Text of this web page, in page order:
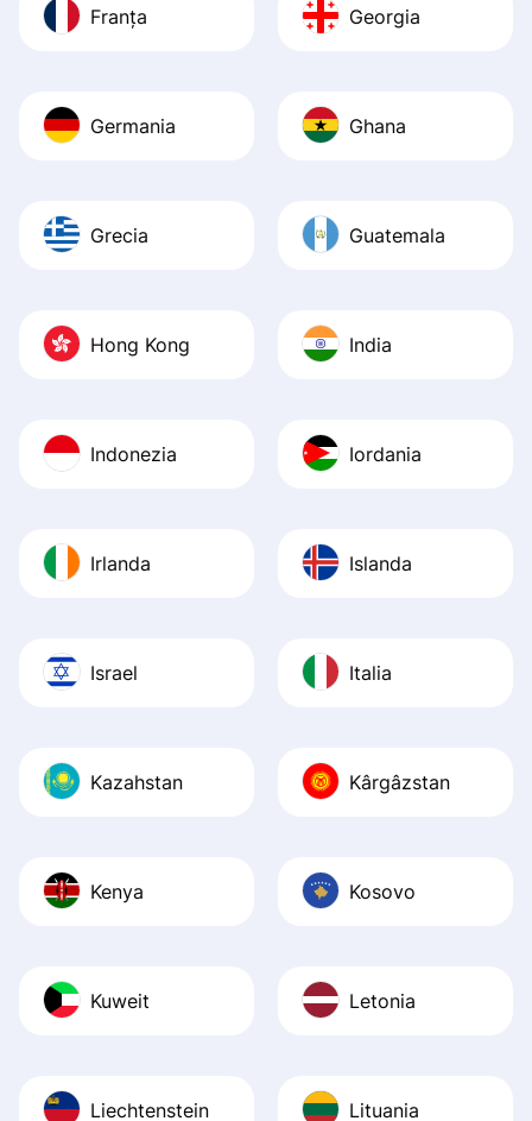
Franța Georgia
Germania Ghana
Grecia Guatemala
Hong Kong India
Indonezia Iordania
Irlanda Islanda
Israel Italia
Kazahstan Kârgâzstan
Kenya Kosovo
Kuweit Letonia
Liechtenstein Lituania